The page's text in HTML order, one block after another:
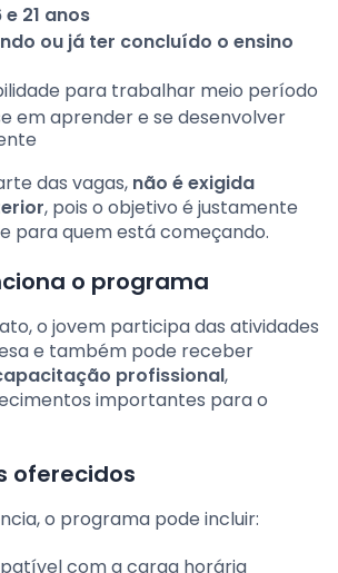
e 21 anos
ou já ter concluído o ensino
para trabalhar meio período
em aprender e se desenvolver
das vagas, não é exigida
, pois o objetivo é justamente
para quem está começando.
o programa
o jovem participa das atividades
e também pode receber
profissional,
importantes para o
oferecidos
o programa pode incluir:
com a carga horária